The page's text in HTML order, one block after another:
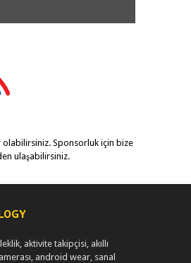
Sponsorluk için bize
ulaşabilirsiniz.
aktivite takipçisi, akıllı
android wear, sanal